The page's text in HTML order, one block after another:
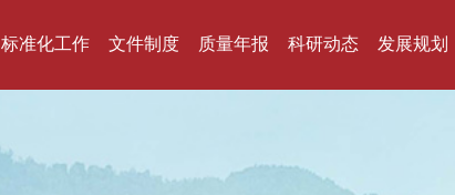
标准化工作 文件制度 质量年报 科研动态 发展规划